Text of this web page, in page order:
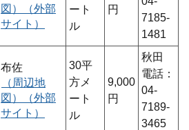
図）（外部
サイト）
ート
ル
円
7185-
1481
布佐
（周辺地
図）（外部
サイト）
30平
方メ
ート
ル
9,000
円
秋田
電話：
04-
7189-
3465